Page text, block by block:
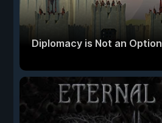
Diplomacy is Not an Option